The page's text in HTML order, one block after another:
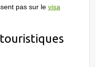
pas sur le visa